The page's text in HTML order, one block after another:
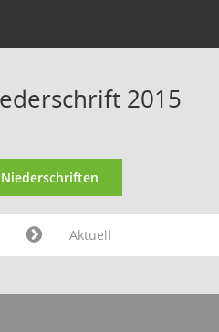
2015
Niederschriften
Aktuell